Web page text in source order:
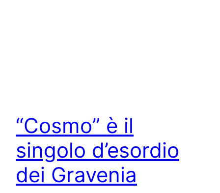
“Cosmo” è il
singolo d’esordio
dei Gravenia